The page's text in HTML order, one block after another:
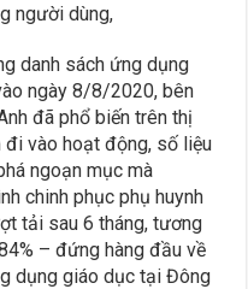
người dùng,
danh sách ứng dụng
ngày 8/8/2020, bên
đã phổ biến trên thị
đi vào hoạt động, số liệu
ngoạn mục mà
chinh phục phụ huynh
tải sau 6 tháng, tương
– đứng hàng đầu về
dụng giáo dục tại Đông